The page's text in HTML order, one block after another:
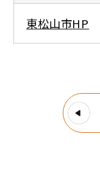
東松山市HP